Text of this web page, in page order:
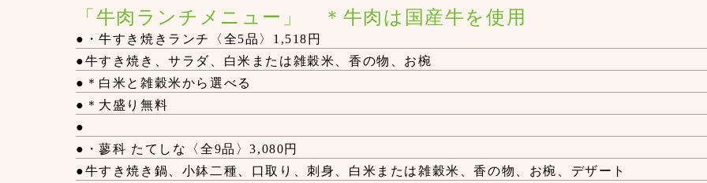
「牛肉ランチメニュー」 ＊牛肉は国産牛を使用
●・牛すき焼きランチ〈全5品〉1,518円
●牛すき焼き、サラダ、白米または雑穀米、香の物、お椀
●＊白米と雑穀米から選べる
●＊大盛り無料
●
●・蓼科 たてしな〈全9品〉3,080円
●牛すき焼き鍋、小鉢二種、口取り、刺身、白米または雑穀米、香の物、お椀、デザート